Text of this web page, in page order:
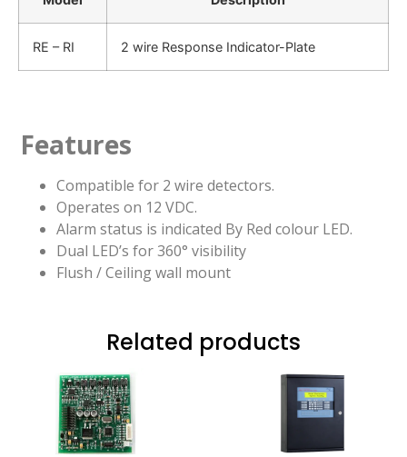
RE – RI 2 wire Response Indicator-Plate
Features
Compatible for 2 wire detectors.
Operates on 12 VDC.
Alarm status is indicated By Red colour LED.
Dual LED’s for 360° visibility
Flush / Ceiling wall mount
Related products